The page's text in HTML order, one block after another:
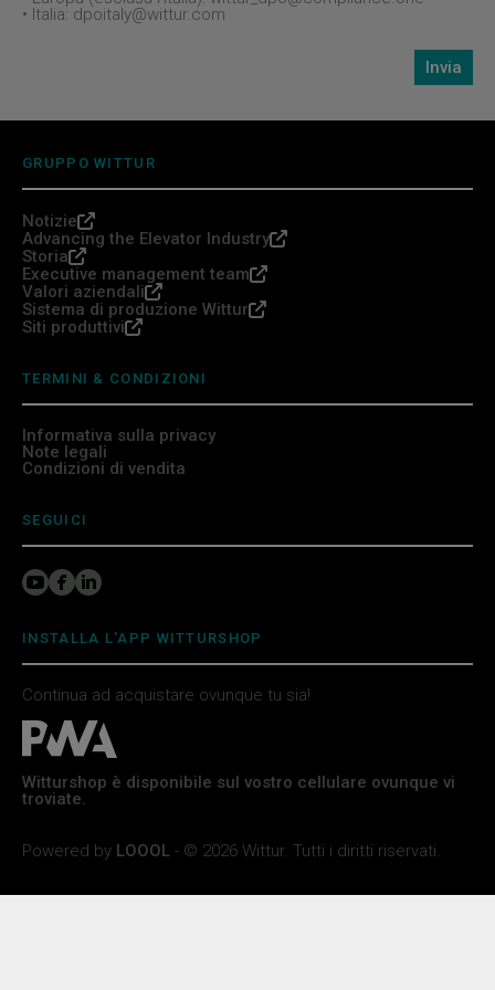
• Italia: dpoitaly@wittur.com
GRUPPO WITTUR
Notizie
Advancing the Elevator Industry
Storia
Executive management team
Valori aziendali
Sistema di produzione Wittur
Siti produttivi
TERMINI & CONDIZIONI
Informativa sulla privacy
Note legali
Condizioni di vendita
SEGUICI
INSTALLA L'APP WITTURSHOP
Continua ad acquistare ovunque tu sia!
Witturshop è disponibile sul vostro cellulare ovunque vi
troviate.
Powered by LOOOL - © 2026 Wittur. Tutti i diritti riservati.